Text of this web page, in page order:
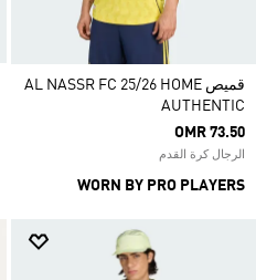
قميص AL NASSR FC 25/26 HOME
AUTHENTIC
OMR 73.50
الرجال كرة القدم
WORN BY PRO PLAYERS